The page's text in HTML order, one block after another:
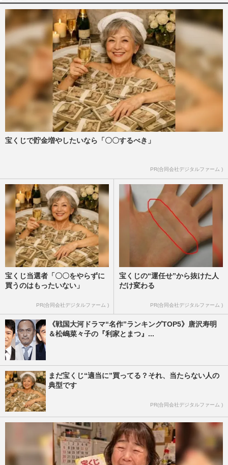
宝くじで貯金増やしたいなら「〇〇するべき」
PR(合同会社デジタルファーム )
宝くじ当選者「〇〇をやらずに
買うのはもったいない」
PR(合同会社デジタルファーム )
宝くじの“運任せ”から抜けた人
だけ変わる
PR(合同会社デジタルファーム )
《戦国大河ドラマ“名作”ランキングTOP5》唐沢寿明
＆松嶋菜々子の『利家とまつ』...
まだ宝くじ“適当に”買ってる？それ、当たらない人の
典型です
PR(合同会社デジタルファーム )